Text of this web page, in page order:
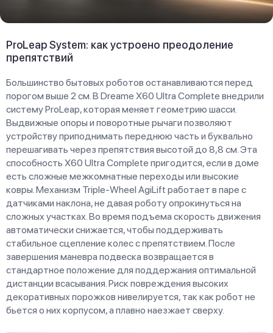
ProLeap System: как устроено преодоление
препятствий
Большинство бытовых роботов останавливаются перед
порогом выше 2 см. В Dreame X60 Ultra Complete внедрили
систему ProLeap, которая меняет геометрию шасси.
Выдвижные опоры и поворотные рычаги позволяют
устройству приподнимать переднюю часть и буквально
перешагивать через препятствия высотой до 8,8 см. Эта
способность X60 Ultra Complete пригодится, если в доме
есть сложные межкомнатные переходы или высокие
ковры. Механизм Triple-Wheel AgiLift работает в паре с
датчиками наклона, не давая роботу опрокинуться на
сложных участках. Во время подъема скорость движения
автоматически снижается, чтобы поддерживать
стабильное сцепление колес с препятствием. После
завершения маневра подвеска возвращается в
стандартное положение для поддержания оптимальной
дистанции всасывания. Риск повреждения высоких
декоративных порожков нивелируется, так как робот не
бьется о них корпусом, а плавно наезжает сверху.